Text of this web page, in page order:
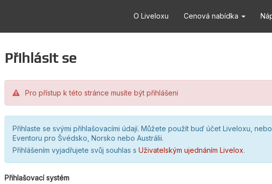
O Liveloxu Cenová nabídka
Přihlásit se
Pro přístup k této stránce musíte být přihlášeni
Přihlaste se svými přihlašovacími údají. Můžete použít buď účet Liveloxu,
Eventoru pro Švédsko, Norsko nebo Austrálii.
Přihlášením vyjadřujete svůj souhlas s Uživatelským ujednáním Livelox.
Přihlašovací systém